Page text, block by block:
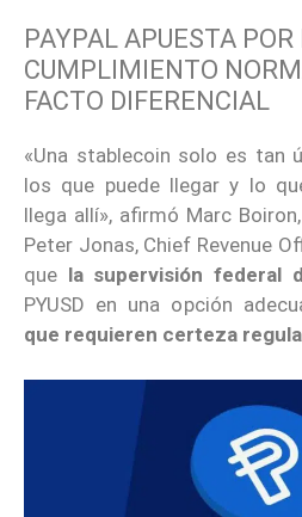
PAYPAL APUESTA POR
CUMPLIMIENTO
FACTO DIFERENCIAL
«Una stablecoin solo es tan
los que puede llegar y lo
llega allí», afirmó Marc
Peter Jonas, Chief Revenue
que la supervisión federal
PYUSD en una opción
que requieren certeza